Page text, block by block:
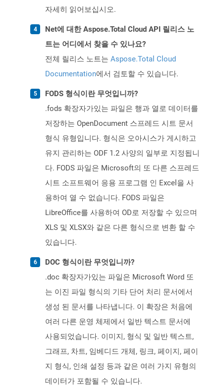
자세히 읽어보십시오.
Net에 대한 Aspose.Total Cloud API 릴리스 노
트는 어디에서 찾을 수 있나요?
전체 릴리스 노트는 Aspose.Total Cloud
Documentation에서 검토할 수 있습니다.
FODS 형식이란 무엇입니까?
.fods 확장자가있는 파일은 행과 열로 데이터를
저장하는 OpenDocument 스프레드 시트 문서
형식 유형입니다. 형식은 오아시스가 게시하고
유지 관리하는 ODF 1.2 사양의 일부로 지정됩니
다. FODS 파일은 Microsoft의 또 다른 스프레드
시트 소프트웨어 응용 프로그램 인 Excel을 사
용하여 열 수 없습니다. FODS 파일은
LibreOffice를 사용하여 OD로 저장할 수 있으며
XLS 및 XLSX와 같은 다른 형식으로 변환 할 수
있습니다.
DOC 형식이란 무엇입니까?
.doc 확장자가있는 파일은 Microsoft Word 또
는 이진 파일 형식의 기타 단어 처리 문서에서
생성 된 문서를 나타냅니다. 이 확장은 처음에
여러 다른 운영 체제에서 일반 텍스트 문서에
사용되었습니다. 이미지, 형식 및 일반 텍스트,
그래프, 차트, 임베디드 개체, 링크, 페이지, 페이
지 형식, 인쇄 설정 등과 같은 여러 가지 유형의
데이터가 포함될 수 있습니다.